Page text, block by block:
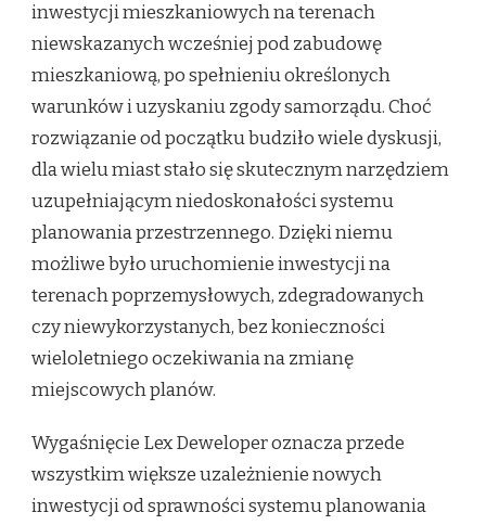
inwestycji mieszkaniowych na terenach
niewskazanych wcześniej pod zabudowę
mieszkaniową, po spełnieniu określonych
warunków i uzyskaniu zgody samorządu. Choć
rozwiązanie od początku budziło wiele dyskusji,
dla wielu miast stało się skutecznym narzędziem
uzupełniającym niedoskonałości systemu
planowania przestrzennego. Dzięki niemu
możliwe było uruchomienie inwestycji na
terenach poprzemysłowych, zdegradowanych
czy niewykorzystanych, bez konieczności
wieloletniego oczekiwania na zmianę
miejscowych planów.
Wygaśnięcie Lex Deweloper oznacza przede
wszystkim większe uzależnienie nowych
inwestycji od sprawności systemu planowania